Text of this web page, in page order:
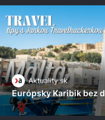
Aktuality.sk
Európsky Karibik bez